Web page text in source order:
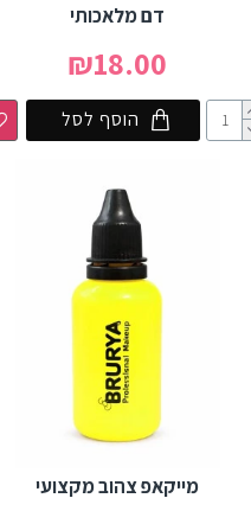
דם מלאכותי
₪18.00
הוסף לסל
מייקאפ צהוב מקצועי